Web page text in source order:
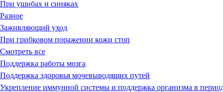
При ушибах и синяках
Разное
Заживляющий уход
При грибковом поражении кожи стоп
Смотреть все
Поддержка работы мозга
Поддержка здоровья мочевыводящих путей
Укрепление иммунной системы и поддержка организма в